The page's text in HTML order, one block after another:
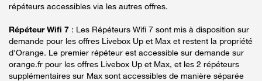
répéteurs accessibles via les autres offres.
Répéteur Wifi 7 : Les Répéteurs Wifi 7 sont mis à disposition sur
demande pour les offres Livebox Up et Max et restent la propriété
d'Orange. Le premier répéteur est accessible sur demande sur
orange.fr pour les offres Livebox Up et Max, et les 2 répéteurs
supplémentaires sur Max sont accessibles de manière séparée